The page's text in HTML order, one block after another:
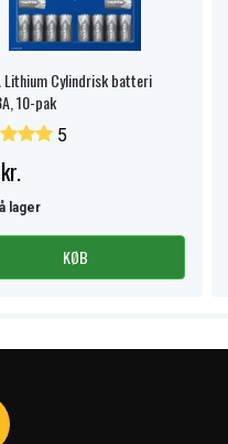
Lithium Cylindrisk batteri
10-pak
5
lager
KØB